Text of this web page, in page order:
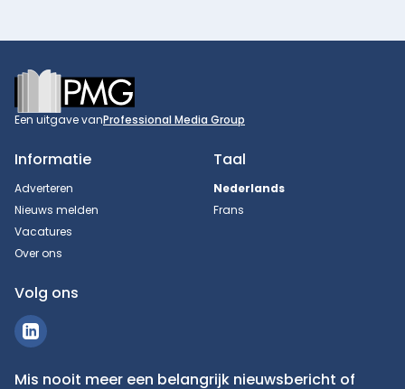
Footer
Een uitgave vanProfessional Media Group
Informatie
Adverteren
Nieuws melden
Vacatures
Over ons
Taal
Nederlands
Frans
Volg ons
Mis nooit meer een belangrijk nieuwsbericht of